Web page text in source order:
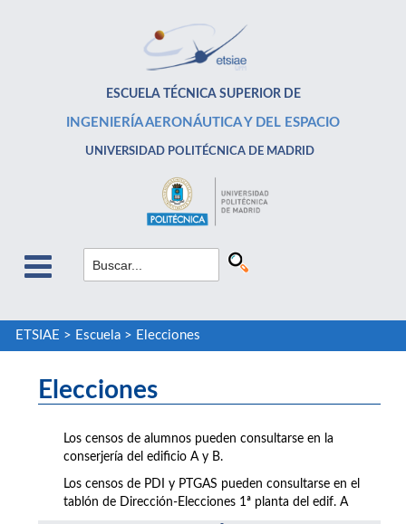
ESCUELA TÉCNICA SUPERIOR DE
INGENIERÍA AERONÁUTICA Y DEL ESPACIO
UNIVERSIDAD POLITÉCNICA DE MADRID
ETSIAE > Escuela> Elecciones
Elecciones
Los censos de alumnos pueden consultarse en la
conserjería del edificio A y B.
Los censos de PDI y PTGAS pueden consultarse en el
tablón de Dirección-Elecciones 1ª planta del edif. A